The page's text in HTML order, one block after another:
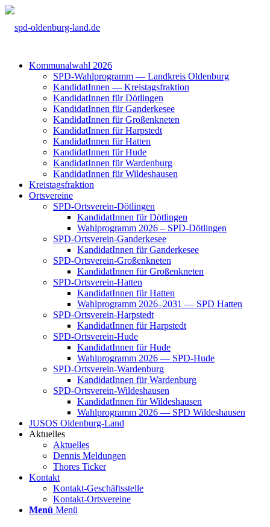
Kom­mu­nal­wahl 2026
SPD-Wahl­pro­gramm — Land­kreis Olden­burg
Kan­di­da­tIn­nen — Kreis­tags­frak­ti­on
Kan­di­da­tIn­nen für Döt­lin­gen
Kan­di­da­tIn­nen für Gan­der­ke­see
Kan­di­da­tIn­nen für Groß­enkne­ten
Kan­di­da­tIn­nen für Harp­s­tedt
Kan­di­da­tIn­nen für Hat­ten
Kan­di­da­tIn­nen für Hude
Kan­di­da­tIn­nen für War­den­burg
Kan­di­da­tIn­nen für Wil­des­hau­sen
Kreis­tags­frak­ti­on
Orts­ver­ei­ne
SPD-Orts­­ver­­ein-Döt­­lin­­gen
Kan­di­da­tIn­nen für Döt­lin­gen
Wahl­pro­gramm 2026 – SPD-Döt­lin­gen
SPD-Orts­­ver­­ein-Gan­­der­ke­­see
Kan­di­da­tIn­nen für Gan­der­ke­see
SPD-Orts­­ver­­ein-Gro­ß­en­k­ne­­ten
Kan­di­da­tIn­nen für Groß­enkne­ten
SPD-Orts­­ver­­ein-Hat­­ten
Kan­di­da­tIn­nen für Hat­ten
Wahl­pro­gramm 2026–2031 — SPD Hat­ten
SPD-Orts­­ver­­ein-Har­p­s­tedt
Kan­di­da­tIn­nen für Harp­s­tedt
SPD-Orts­­ver­­ein-Hude
Kan­di­da­tIn­nen für Hude
Wahl­pro­gramm 2026 — SPD-Hude
SPD-Orts­­ver­­ein-War­­den­­burg
Kan­di­da­tIn­nen für War­den­burg
SPD-Orts­­ver­­ein-Wil­­des­hau­­sen
Kan­di­da­tIn­nen für Wil­des­hau­sen
Wahl­pro­gramm 2026 — SPD Wil­des­hau­sen
JUSOS Olden­­burg-Land
Aktu­el­les
Aktu­el­les
Den­nis Mel­dun­gen
Tho­res Ticker
Kon­takt
Kon­­­takt-Geschäfts­­s­tel­­le
Kon­­­takt-Orts­­ver­­ei­­ne
Menü Menü